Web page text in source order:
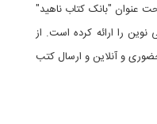
عنوان "بانک کتاب ناهید"
را ارائه کرده است. از
و آنلاین و ارسال کتب